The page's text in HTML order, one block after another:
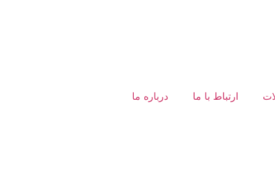
ارتباط با ما درباره ما